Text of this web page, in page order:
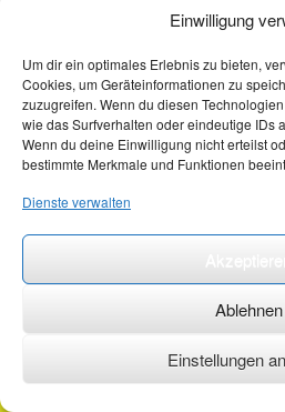
Einwilligung
Um dir ein optimales Erlebnis zu bieten,
Cookies, um Geräteinformationen zu
zuzugreifen. Wenn du diesen
wie das Surfverhalten oder eindeutige IDs
Wenn du deine Einwilligung nicht erteilst
bestimmte Merkmale und Funktionen
Dienste verwalten
Ablehnen
Einstellungen
©2026 ·erstehilfekurs-mauch.de ·AGB ·